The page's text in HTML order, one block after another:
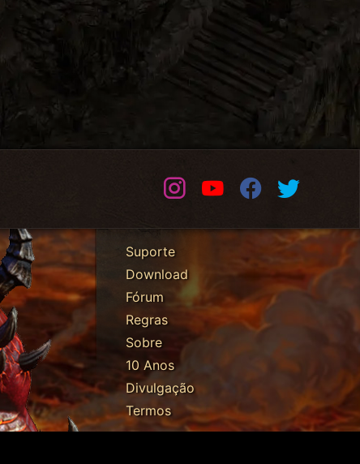
InstagramYoutubeFacebook
Suporte
Download
Fórum
Regras
Sobre
10 Anos
Divulgação
Termos